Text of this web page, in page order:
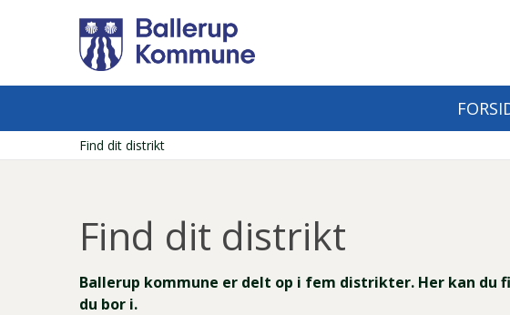
hovedindhold
Find dit distrikt
Find dit distrikt
Ballerup kommune er delt op i fem distrikter. Her kan
du bor i.